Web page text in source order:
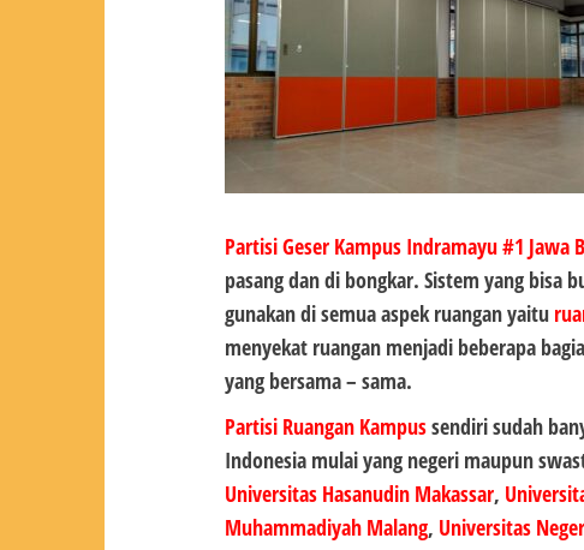
Partisi Geser Kampus Indramayu #1 Jawa
pasang dan di bongkar. Sistem yang bisa
gunakan di semua aspek ruangan yaitu
menyekat ruangan menjadi beberapa
yang bersama – sama.
Partisi Ruangan Kampussendiri sudah
Indonesia mulai yang negeri maupun
Universitas Hasanudin Makassar,
Muhammadiyah Malang, Universitas